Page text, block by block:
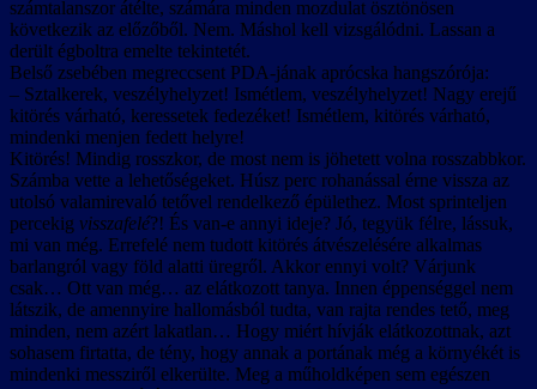
számtalanszor átélte, számára minden mozdulat ösztönösen
következik az előzőből. Nem. Máshol kell vizsgálódni. Lassan a
derült égboltra emelte tekintetét.
Belső zsebében megreccsent PDA-jának aprócska hangszórója:
– Sztalkerek, veszélyhelyzet! Ismétlem, veszélyhelyzet! Nagy erejű
kitörés várható, keressetek fedezéket! Ismétlem, kitörés várható,
mindenki menjen fedett helyre!
Kitörés! Mindig rosszkor, de most nem is jöhetett volna rosszabbkor.
Számba vette a lehetőségeket. Húsz perc rohanással érne vissza az
utolsó valamirevaló tetővel rendelkező épülethez. Most sprinteljen
percekig visszafelé?! És van-e annyi ideje? Jó, tegyük félre, lássuk,
mi van még. Errefelé nem tudott kitörés átvészelésére alkalmas
barlangról vagy föld alatti üregről. Akkor ennyi volt? Várjunk
csak… Ott van még… az elátkozott tanya. Innen éppenséggel nem
látszik, de amennyire hallomásból tudta, van rajta rendes tető, meg
minden, nem azért lakatlan… Hogy miért hívják elátkozottnak, azt
sohasem firtatta, de tény, hogy annak a portának még a környékét is
mindenki messziről elkerülte. Meg a műholdképen sem egészen